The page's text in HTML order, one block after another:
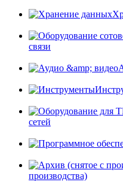
связи
сетей
производства)